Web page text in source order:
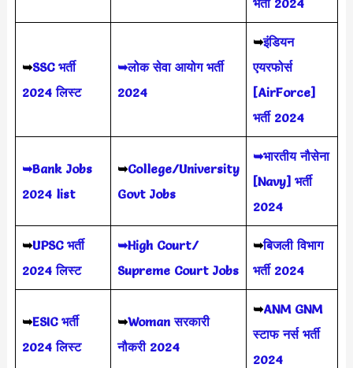
➥SSC भर्ती
2024 लिस्ट
➥लोक सेवा आयोग भर्ती
2024
➥इंडियन
एयरफोर्स
[AirForce]
भर्ती 2024
➥Bank Jobs
2024 list
➥College/University
Govt Jobs
➥भारतीय नौसेना
[Navy] भर्ती
2024
➥UPSC भर्ती
2024 लिस्ट
➥High Court/
Supreme Court Jobs
➥बिजली विभाग
भर्ती 2024
➥ESIC भर्ती
2024 लिस्ट
➥Woman सरकारी
नौकरी 2024
➥ANM GNM
स्टाफ नर्स भर्ती
2024